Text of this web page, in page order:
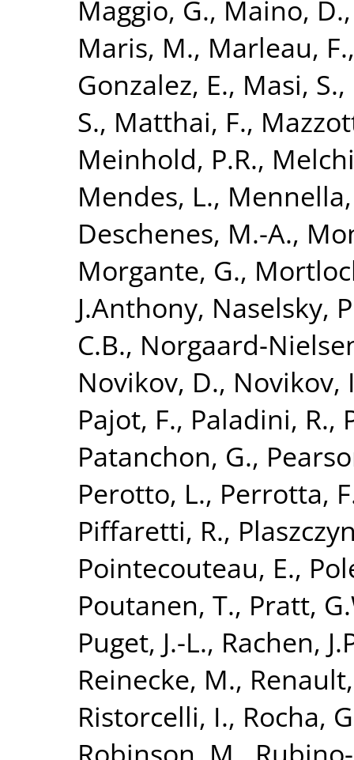
Maggio, G., Maino, D.
Maris, M., Marleau, F.
Gonzalez, E., Masi, S.,
S., Matthai, F.,
Meinhold, P.R.,
Mendes, L.,
Deschenes, M.-A.,
Morgante, G.,
J.Anthony, Naselsky,
C.B., Norgaard-
Novikov, D., Novikov,
Pajot, F., Paladini, R.,
Patanchon, G.,
Perotto, L., Perrotta,
Piffaretti, R.,
Pointecouteau, E.,
Poutanen, T., Pratt,
Puget, J.-L., Rachen,
Reinecke, M.,
Ristorcelli, I., Rocha,